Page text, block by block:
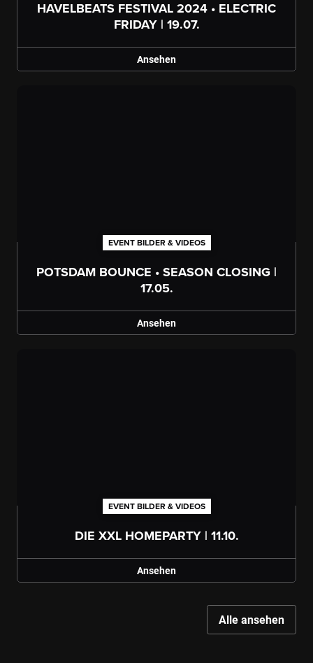
HAVELBEATS FESTIVAL 2024 • ELECTRIC
FRIDAY | 19.07.
Ansehen
EVENT BILDER & VIDEOS
POTSDAM BOUNCE • SEASON CLOSING |
17.05.
Ansehen
EVENT BILDER & VIDEOS
DIE XXL HOMEPARTY | 11.10.
Ansehen
Alle ansehen